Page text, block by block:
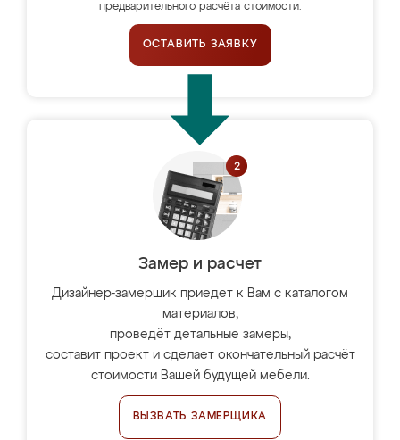
предварительного расчёта стоимости.
ОСТАВИТЬ ЗАЯВКУ
Замер и расчет
Дизайнер-замерщик приедет к Вам с каталогом
материалов,
проведёт детальные замеры,
составит проект и сделает окончательный расчёт
стоимости Вашей будущей мебели.
ВЫЗВАТЬ ЗАМЕРЩИКА